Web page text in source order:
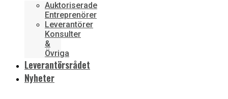
Auktoriserade
Entreprenörer
Leverantörer
Konsulter
&
Övriga
Leverantörsrådet
Nyheter